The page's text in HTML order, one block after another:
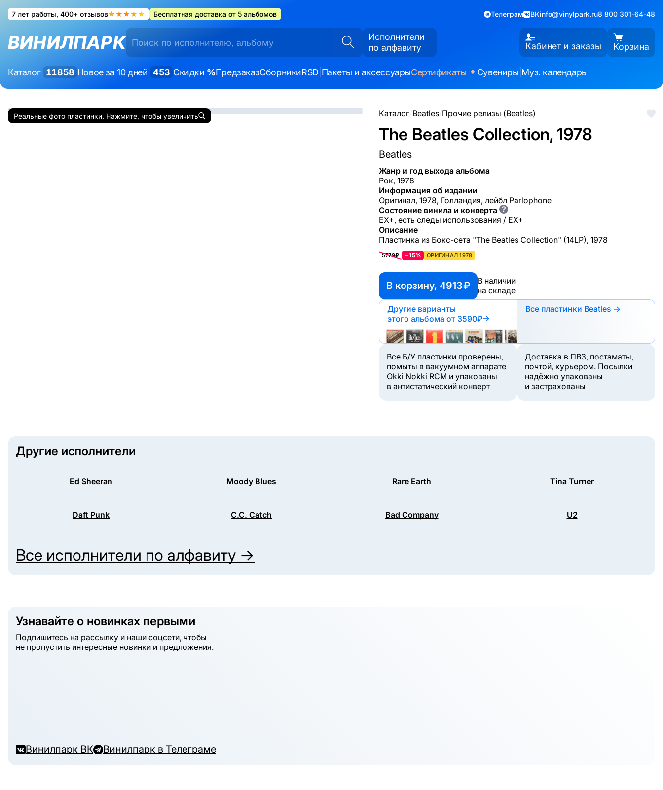
7 лет работы, 400+ отзывов★★★★★ Бесплатная доставка от 5 альбомов Телеграм ВКinfo@vinylpark.ru8 800 301-64-48
ВИНИЛПАРК
Исполнители
по алфавиту
Кабинет и заказы Корзина
Каталог 11858 Новое за 10 дней 453 Скидки %ПредзаказСборникиRSD Пакеты и аксессуарыСертификаты ✦Сувениры Муз. календарь
Каталог/Beatles/Прочие релизы (Beatles)
The Beatles Collection, 1978
Beatles
Жанр и год выхода альбома
Рок, 1978
Информация об издании
Оригинал, 1978, Голландия, лейбл Parlophone
Состояние винила и конверта ?
EX+, есть следы использования / EX+
Описание
Пластинка из Бокс-сета "The Beatles Collection" (14LP), 1978
5779₽ −15% ОРИГИНАЛ 1978
В корзину, 4913 ₽
В наличии
на складе
Другие варианты
этого альбома от 3590₽→
Все пластинки Beatles →
Все Б/У пластинки проверены,
помыты в вакуумном аппарате
Okki Nokki RCM и упакованы
в антистатический конверт
Доставка в ПВЗ, постаматы,
почтой, курьером. Посылки
надёжно упакованы
и застрахованы
Реальные фото пластинки. Нажмите, чтобы увеличить
Другие исполнители
Ed Sheeran Moody Blues Rare Earth Tina Turner
Daft Punk C.C. Catch Bad Company U2
Все исполнители по алфавиту →
Узнавайте о новинках первыми
Подпишитесь на рассылку и наши соцсети, чтобы
не пропустить интересные новинки и предложения.
Винилпарк ВК Винилпарк в Телеграме